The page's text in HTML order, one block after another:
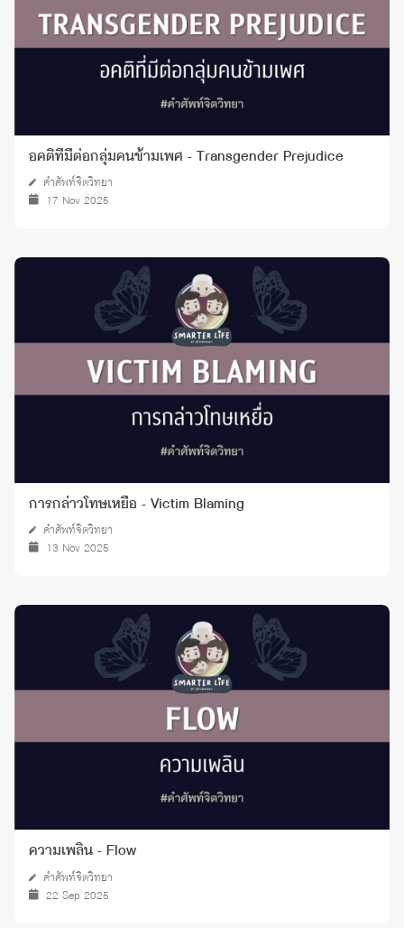
อคติที่มีต่อกลุ่มคนข้ามเพศ - Transgender Prejudice
คำศัพท์จิตวิทยา
17 Nov 2025
การกล่าวโทษเหยื่อ - Victim Blaming
คำศัพท์จิตวิทยา
13 Nov 2025
ความเพลิน - Flow
คำศัพท์จิตวิทยา
22 Sep 2025